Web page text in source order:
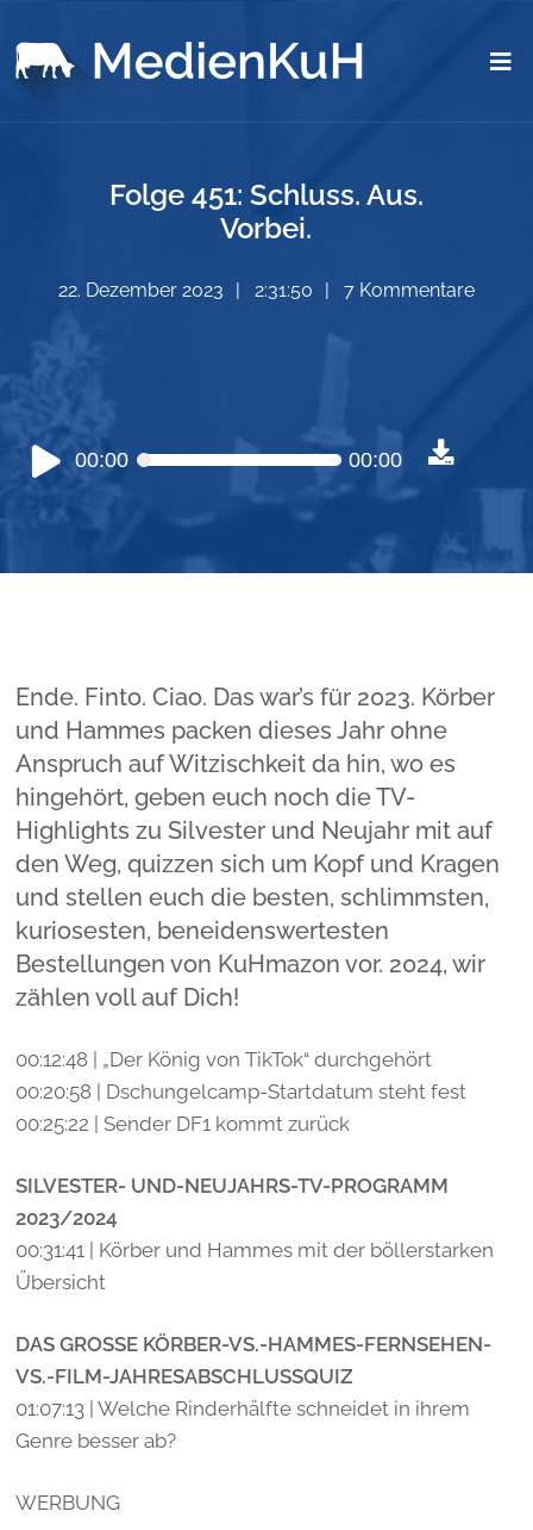
Folge 451: Schluss. Aus.
Vorbei.
22. Dezember 2023 2:31:50 7 Kommentare
Audio-
Player
00:00 00:00
Ende. Finto. Ciao. Das war’s für 2023. Körber
und Hammes packen dieses Jahr ohne
Anspruch auf Witzischkeit da hin, wo es
hingehört, geben euch noch die TV-
Highlights zu Silvester und Neujahr mit auf
den Weg, quizzen sich um Kopf und Kragen
und stellen euch die besten, schlimmsten,
kuriosesten, beneidenswertesten
Bestellungen von KuHmazon vor. 2024, wir
zählen voll auf Dich!
00:12:48 | „Der König von TikTok“ durchgehört
00:20:58 | Dschungelcamp-Startdatum steht fest
00:25:22 | Sender DF1 kommt zurück
SILVESTER- UND-NEUJAHRS-TV-PROGRAMM
2023/2024
00:31:41 | Körber und Hammes mit der böllerstarken
Übersicht
DAS GROSSE KÖRBER-VS.-HAMMES-FERNSEHEN-
VS.-FILM-JAHRESABSCHLUSSQUIZ
01:07:13 | Welche Rinderhälfte schneidet in ihrem
Genre besser ab?
WERBUNG